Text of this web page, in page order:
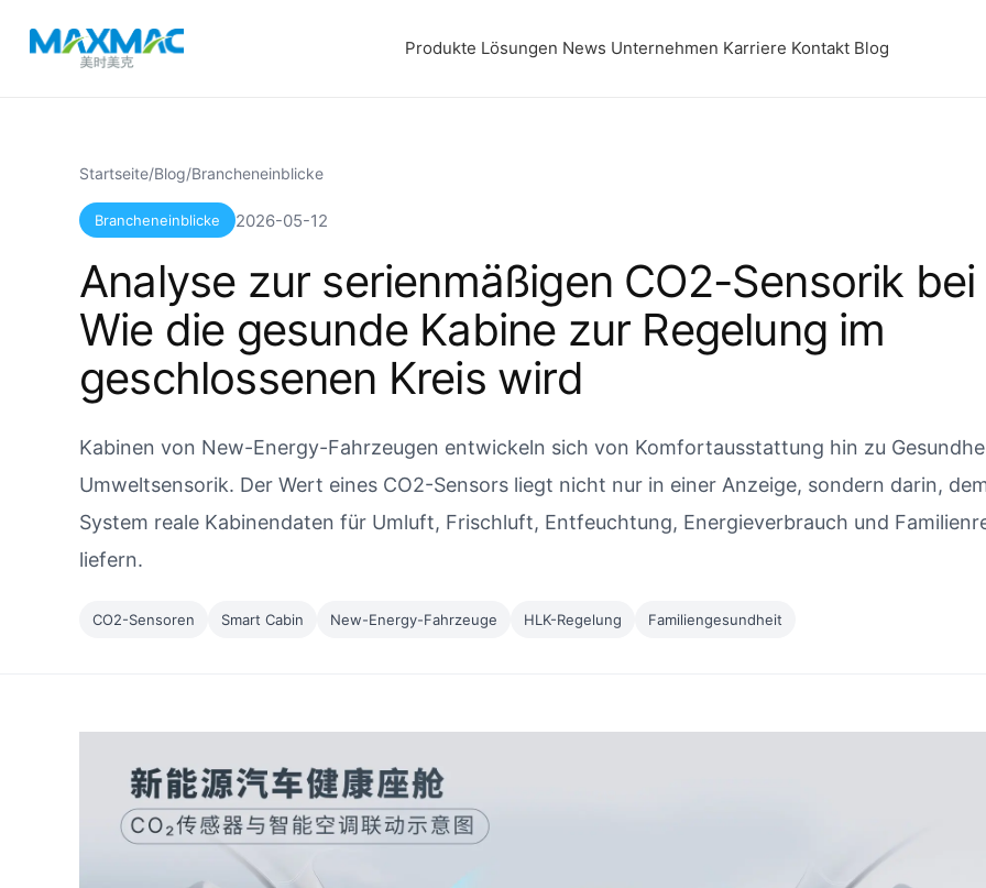
Produkte Lösungen News Unternehmen Karriere Kontakt Blog
Startseite/Blog/Brancheneinblicke
Brancheneinblicke 2026-05-12
Analyse zur serienmäßigen CO2-Sensorik
Wie die gesunde Kabine zur Regelung im
geschlossenen Kreis wird
Kabinen von New-Energy-Fahrzeugen entwickeln sich von Komfortausstattung hin zu
Umweltsensorik. Der Wert eines CO2-Sensors liegt nicht nur in einer Anzeige, sondern darin,
System reale Kabinendaten für Umluft, Frischluft, Entfeuchtung, Energieverbrauch und
liefern.
CO2-Sensoren Smart Cabin New-Energy-Fahrzeuge HLK-Regelung Familiengesundheit